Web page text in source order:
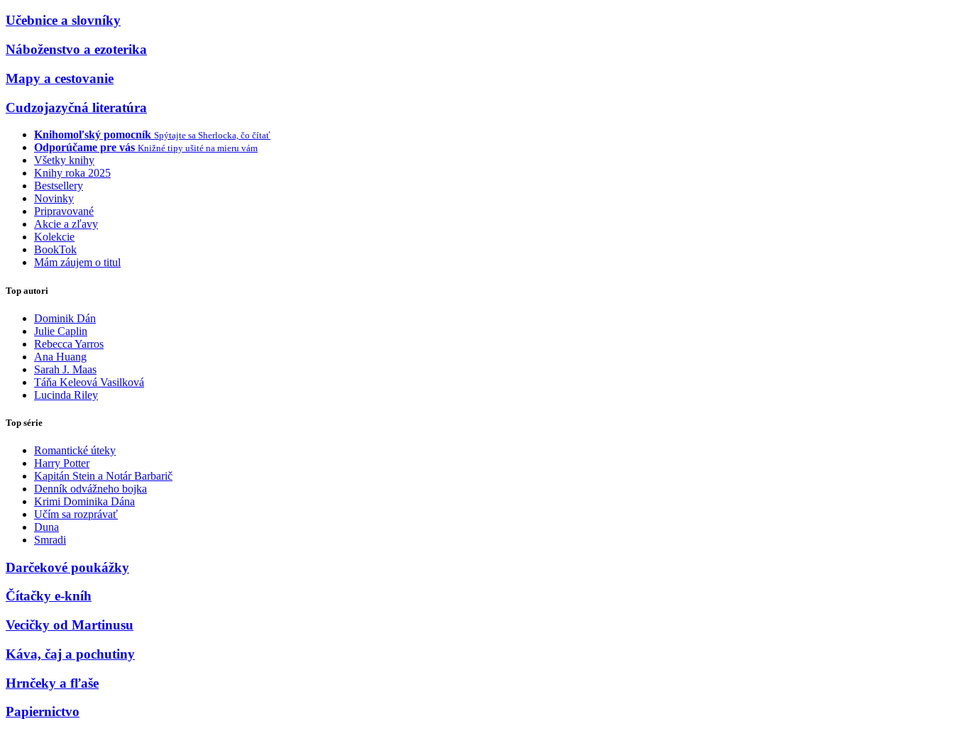
Učebnice a slovníky
Náboženstvo a ezoterika
Mapy a cestovanie
Cudzojazyčná literatúra
Knihomoľský pomocník Spýtajte sa Sherlocka, čo čítať
Odporúčame pre vás Knižné tipy ušité na mieru vám
Všetky knihy
Knihy roka 2025
Bestsellery
Novinky
Pripravované
Akcie a zľavy
Kolekcie
BookTok
Mám záujem o titul
Top autori
Dominik Dán
Julie Caplin
Rebecca Yarros
Ana Huang
Sarah J. Maas
Táňa Keleová Vasilková
Lucinda Riley
Top série
Romantické úteky
Harry Potter
Kapitán Stein a Notár Barbarič
Denník odvážneho bojka
Krimi Dominika Dána
Učím sa rozprávať
Duna
Smradi
Darčekové poukážky
Čítačky e-kníh
Vecičky od Martinusu
Káva, čaj a pochutiny
Hrnčeky a fľaše
Papiernictvo